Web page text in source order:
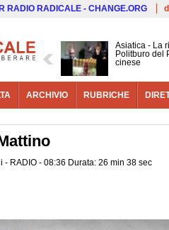
RADIO RADICALE - CHANGE.ORG
Asiatica - La
Politburo del
cinese
ARCHIVIO RUBRICHE
- RADIO - 08:36 Durata: 26 min 38 sec